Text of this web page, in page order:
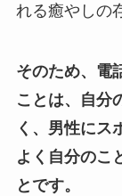
れる癒やしの
そのため、電
ことは、自分
く、男性にス
よく自分のこ
とです。